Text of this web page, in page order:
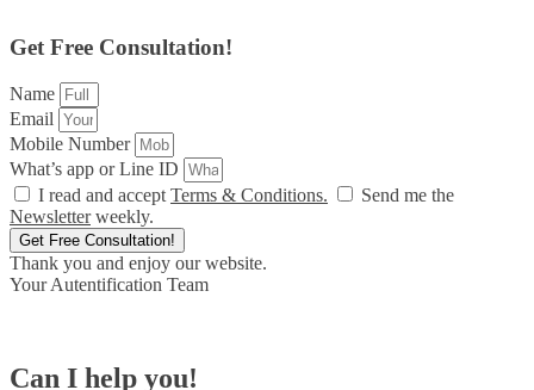
Get Free Consultation!
Name
Email
Mobile Number
What’s app or Line ID
I read and accept Terms & Conditions.
Send me the
Newsletterweekly.
Get Free Consultation!
Thank you and enjoy our website.
Your Autentification Team
Can I help you!